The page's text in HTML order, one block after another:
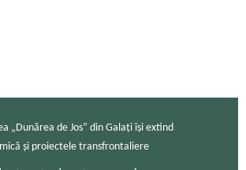
„Dunărea de Jos” din Galați își extind
și proiectele transfrontaliere